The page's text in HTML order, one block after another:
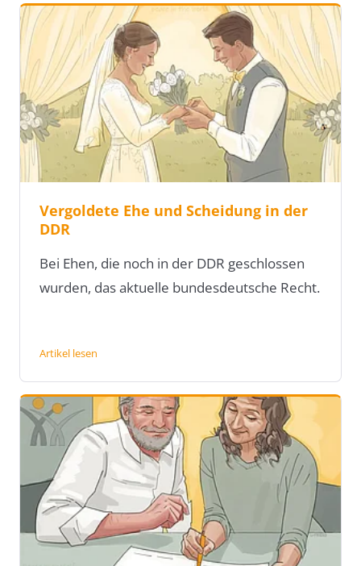
Vergoldete Ehe und Scheidung in der
DDR
Bei Ehen, die noch in der DDR geschlossen
wurden, das aktuelle bundesdeutsche Recht.
Artikel lesen